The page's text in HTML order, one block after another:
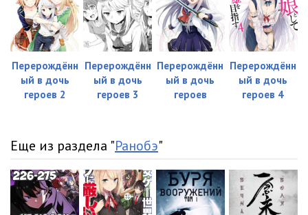
Перерождённ
ый в дочь
героев 2
Перерождённ
ый в дочь
героев 3
Перерождённ
ый в дочь
героев
Перерождённ
ый в дочь
героев 4
Еще из раздела "Ранобэ"